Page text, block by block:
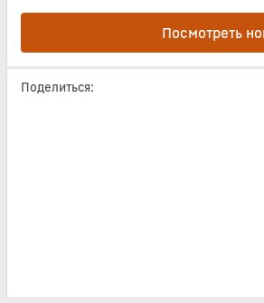
Посмотреть
Поделиться: